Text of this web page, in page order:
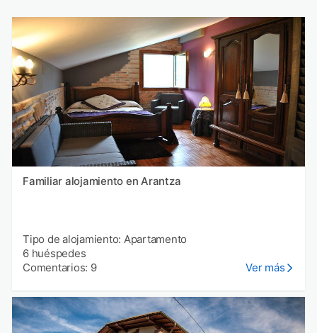
Familiar alojamiento en Arantza
Tipo de alojamiento: Apartamento
6 huéspedes
Comentarios: 9
Ver más